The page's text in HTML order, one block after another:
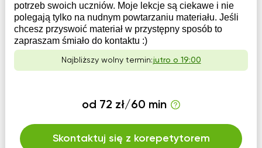
potrzeb swoich uczniów. Moje lekcje są ciekawe i nie
polegają tylko na nudnym powtarzaniu materiału. Jeśli
chcesz przyswoić materiał w przystępny sposób to
zapraszam śmiało do kontaktu :)
Najbliższy wolny termin:jutro o 19:00
od 72 zł/60 min
Skontaktuj się z korepetytorem